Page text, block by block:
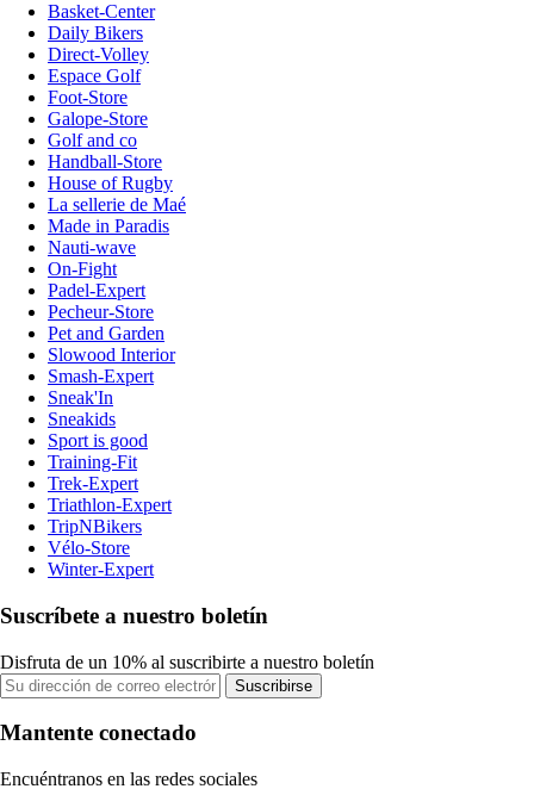
Basket-Center
Daily Bikers
Direct-Volley
Espace Golf
Foot-Store
Galope-Store
Golf and co
Handball-Store
House of Rugby
La sellerie de Maé
Made in Paradis
Nauti-wave
On-Fight
Padel-Expert
Pecheur-Store
Pet and Garden
Slowood Interior
Smash-Expert
Sneak'In
Sneakids
Sport is good
Training-Fit
Trek-Expert
Triathlon-Expert
TripNBikers
Vélo-Store
Winter-Expert
Suscríbete a nuestro boletín
Disfruta de un 10% al suscribirte a nuestro boletín
Suscribirse
Mantente conectado
Encuéntranos en las redes sociales